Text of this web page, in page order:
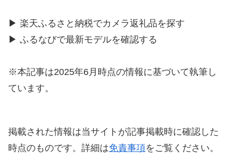
▶ 楽天ふるさと納税でカメラ返礼品を探す
▶ ふるなびで最新モデルを確認する
※本記事は2025年6月時点の情報に基づいて執筆し
ています。
掲載された情報は当サイトが記事掲載時に確認した
時点のものです。詳細は免責事項をご覧ください。